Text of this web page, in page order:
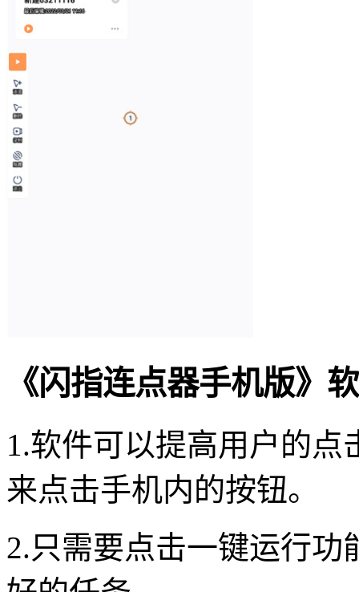
《闪指连点器手机版》
1.软件可以提高用户的
来点击手机内的按钮。
2.只需要点击一键运行